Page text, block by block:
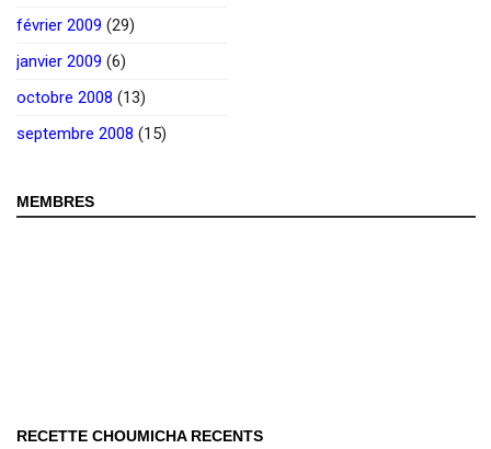
février 2009 (29)
janvier 2009 (6)
octobre 2008 (13)
septembre 2008 (15)
MEMBRES
RECETTE CHOUMICHA RECENTS